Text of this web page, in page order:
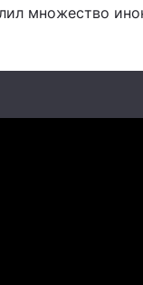
множество